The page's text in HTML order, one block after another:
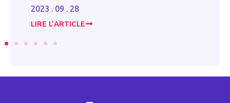
2023 . 09 . 28
LIRE L’ARTICLE